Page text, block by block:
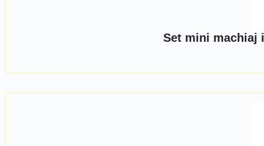
Set mini machiaj